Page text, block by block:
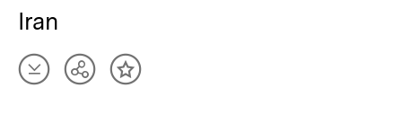
bpb.de
Iran
Artikel
herunterladen
TeilenInhalt